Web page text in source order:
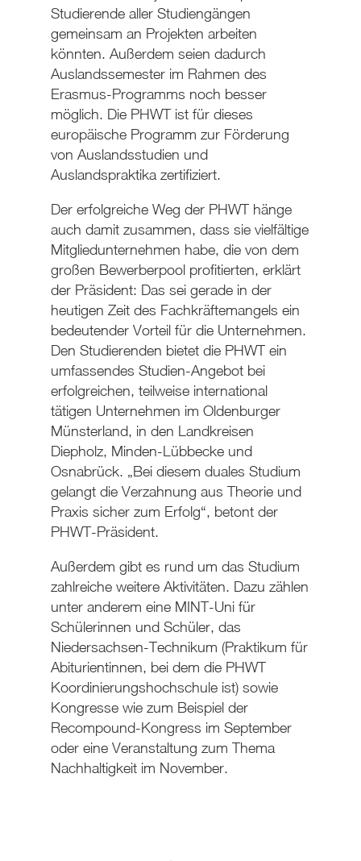
Studierende aller Studiengängen
gemeinsam an Projekten arbeiten
könnten. Außerdem seien dadurch
Auslandssemester im Rahmen des
Erasmus-Programms noch besser
möglich. Die PHWT ist für dieses
europäische Programm zur Förderung
von Auslandsstudien und
Auslandspraktika zertifiziert.
Der erfolgreiche Weg der PHWT hänge
auch damit zusammen, dass sie vielfältige
Mitgliedunternehmen habe, die von dem
großen Bewerberpool profitierten, erklärt
der Präsident: Das sei gerade in der
heutigen Zeit des Fachkräftemangels ein
bedeutender Vorteil für die Unternehmen.
Den Studierenden bietet die PHWT ein
umfassendes Studien-Angebot bei
erfolgreichen, teilweise international
tätigen Unternehmen im Oldenburger
Münsterland, in den Landkreisen
Diepholz, Minden-Lübbecke und
Osnabrück. „Bei diesem duales Studium
gelangt die Verzahnung aus Theorie und
Praxis sicher zum Erfolg“, betont der
PHWT-Präsident.
Außerdem gibt es rund um das Studium
zahlreiche weitere Aktivitäten. Dazu zählen
unter anderem eine MINT-Uni für
Schülerinnen und Schüler, das
Niedersachsen-Technikum (Praktikum für
Abiturientinnen, bei dem die PHWT
Koordinierungshochschule ist) sowie
Kongresse wie zum Beispiel der
Recompound-Kongress im September
oder eine Veranstaltung zum Thema
Nachhaltigkeit im November.